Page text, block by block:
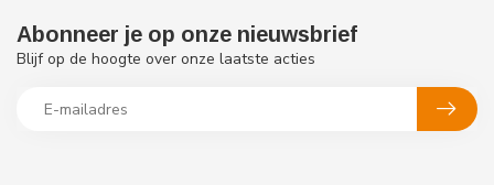
Abonneer je op onze nieuwsbrief
Blijf op de hoogte over onze laatste acties